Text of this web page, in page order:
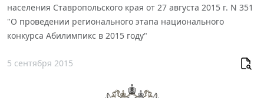
населения Ставропольского края от 27 августа 2015 г. N 351
"О проведении регионального этапа национального
конкурса Абилимпикс в 2015 году"
5 сентября 2015